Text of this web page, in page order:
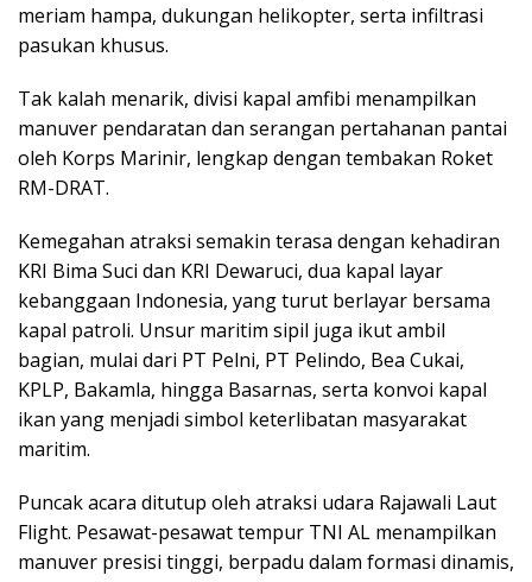
meriam hampa, dukungan helikopter, serta infiltrasi
pasukan khusus.
Tak kalah menarik, divisi kapal amfibi menampilkan
manuver pendaratan dan serangan pertahanan pantai
oleh Korps Marinir, lengkap dengan tembakan Roket
RM-DRAT.
Kemegahan atraksi semakin terasa dengan kehadiran
KRI Bima Suci dan KRI Dewaruci, dua kapal layar
kebanggaan Indonesia, yang turut berlayar bersama
kapal patroli. Unsur maritim sipil juga ikut ambil
bagian, mulai dari PT Pelni, PT Pelindo, Bea Cukai,
KPLP, Bakamla, hingga Basarnas, serta konvoi kapal
ikan yang menjadi simbol keterlibatan masyarakat
maritim.
Puncak acara ditutup oleh atraksi udara Rajawali Laut
Flight. Pesawat-pesawat tempur TNI AL menampilkan
manuver presisi tinggi, berpadu dalam formasi dinamis,